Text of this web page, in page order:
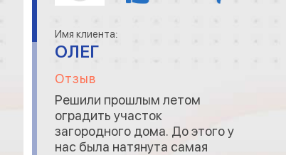
Имя клиента:
ОЛЕГ
Отзыв
Решили прошлым летом
оградить участок
загородного дома. До этого у
нас была натянута самая